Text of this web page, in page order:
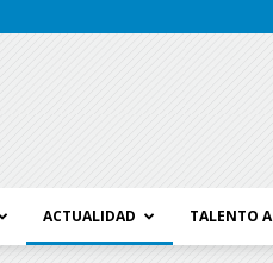
ACTUALIDAD TALENTO